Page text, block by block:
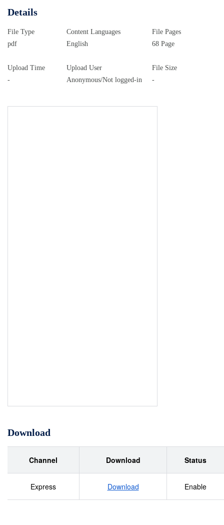
Details
File Type
pdf
Upload Time
-
Content Languages
English
Upload User
Anonymous/Not logged-in
File Pages
68 Page
File Size
-
Download
Channel Download Status
Express Download Enable